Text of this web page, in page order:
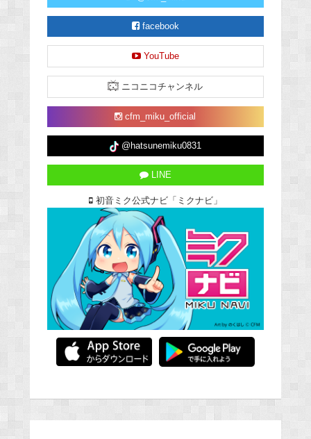
facebook
YouTube
ニコニコチャンネル
cfm_miku_official
@hatsunemiku0831
LINE
初音ミク公式ナビ「ミクナビ」